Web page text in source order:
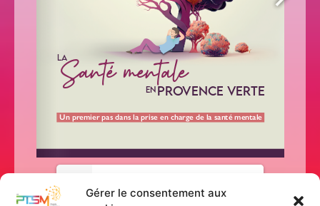
Gérer le consentement aux